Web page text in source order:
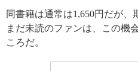
同書籍は通常は1,650円だが、
まだ未読のファンは、この機
ころだ。